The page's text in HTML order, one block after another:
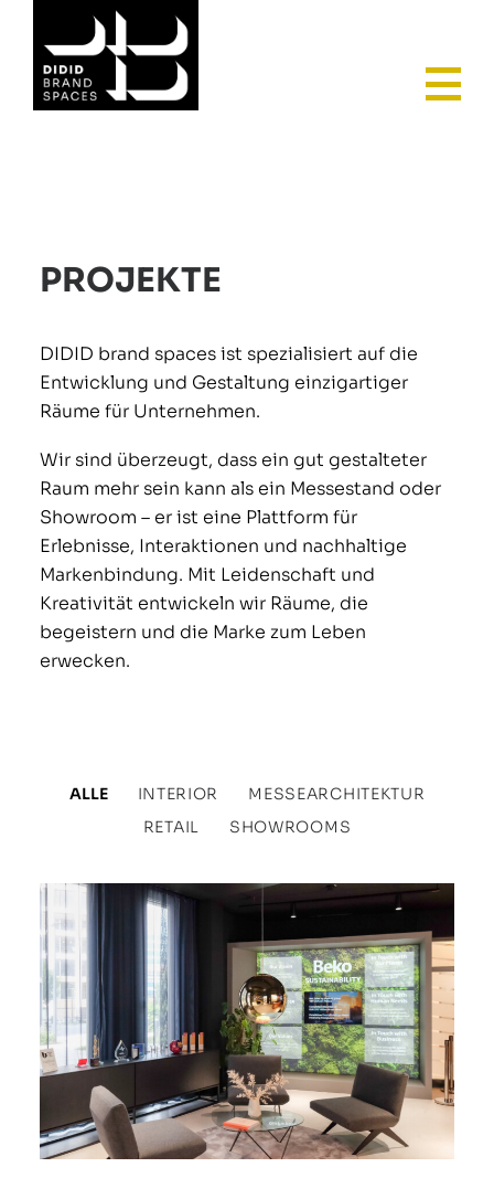
PROJEKTE
DIDID brand spaces ist spezialisiert auf die
Entwicklung und Gestaltung einzigartiger
Räume für Unternehmen.
Wir sind überzeugt, dass ein gut gestalteter
Raum mehr sein kann als ein Messestand oder
Showroom – er ist eine Plattform für
Erlebnisse, Interaktionen und nachhaltige
Markenbindung. Mit Leidenschaft und
Kreativität entwickeln wir Räume, die
begeistern und die Marke zum Leben
erwecken.
ALLE INTERIOR
MESSEARCHITEKTUR
RETAIL
SHOWROOMS